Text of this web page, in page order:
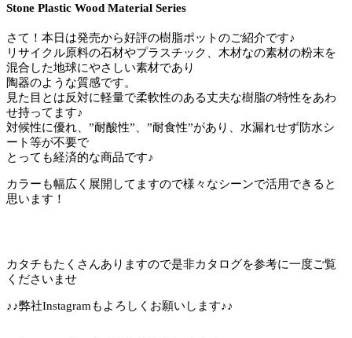
Stone Plastic Wood Material Series
さて！本日は発売から好評の樹脂ポットのご紹介です♪
リサイクル原料の石材やプラスチック、木材なの素材の粉末を
混合した地球にやさしい素材であり
陶器のような質感です。
見た目とは反対に軽量で柔軟性のある丈夫な樹脂の特性をあわ
せ持ってます♪
対候性に優れ、”耐酸性”、”耐食性”があり、水漏れせず防水シ
ート等が不要で
とっても経済的な商品です♪
カラーも幅広く展開してますので様々なシーンで活用できると
思います！
カタチもたくさんありますので是非カタログを参考に一度ご覧
くださいませ
♪♪弊社Instagramもよろしくお願いします♪♪